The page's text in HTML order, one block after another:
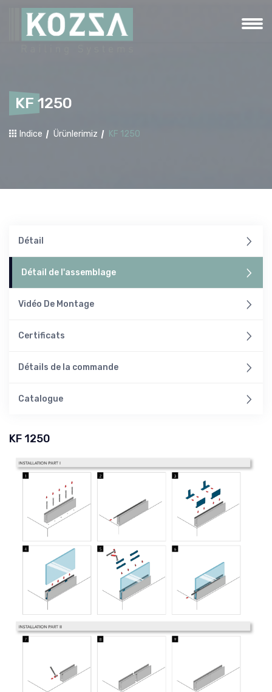
KF 1250
Indice Ürünlerimiz KF 1250
Détail
Détail de l'assemblage
Vidéo De Montage
Certificats
Détails de la commande
Catalogue
KF 1250